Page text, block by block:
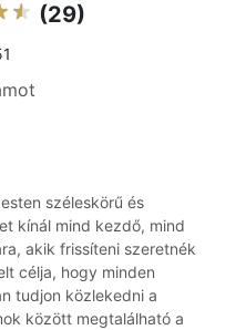
(29)
széleskörű és
kínál mind kezdő, mind
akik frissíteni szeretnék
célja, hogy minden
tudjon közlekedni a
között megtalálható a